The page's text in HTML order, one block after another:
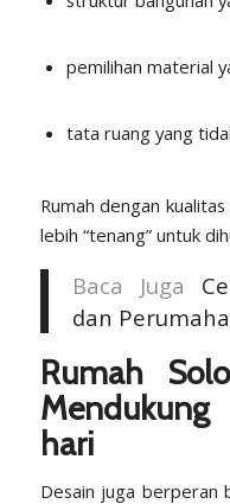
pemilihan material
tata ruang yang
Rumah dengan
lebih “tenang” untuk
Baca Juga
dan
Rumah
hari
Desain juga berperan